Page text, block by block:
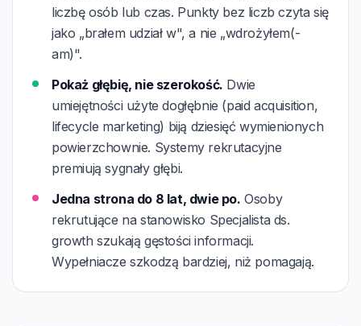
liczbę osób lub czas. Punkty bez liczb czyta się
jako „brałem udział w", a nie „wdrożyłem(-
am)".
Pokaż głębię, nie szerokość. Dwie
umiejętności użyte dogłębnie (paid acquisition,
lifecycle marketing) biją dziesięć wymienionych
powierzchownie. Systemy rekrutacyjne
premiują sygnały głębi.
Jedna strona do 8 lat, dwie po. Osoby
rekrutujące na stanowisko Specjalista ds.
growth szukają gęstości informacji.
Wypełniacze szkodzą bardziej, niż pomagają.